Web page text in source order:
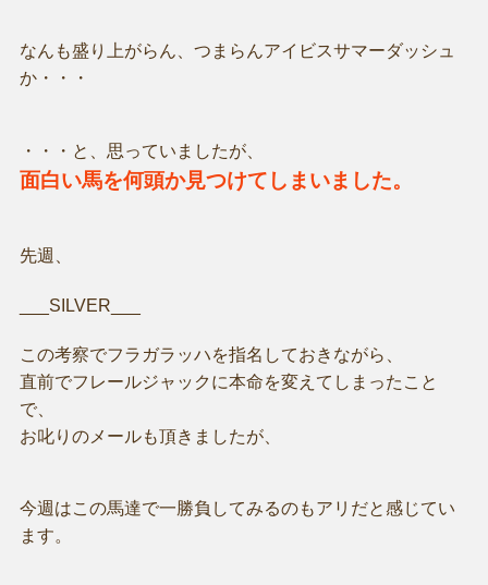
なんも盛り上がらん、つまらんアイビスサマーダッシュ
か・・・
・・・と、思っていましたが、
面白い馬を何頭か見つけてしまいました。
先週、
___SILVER___
この考察でフラガラッハを指名しておきながら、
直前でフレールジャックに本命を変えてしまったこと
で、
お叱りのメールも頂きましたが、
今週はこの馬達で一勝負してみるのもアリだと感じてい
ます。